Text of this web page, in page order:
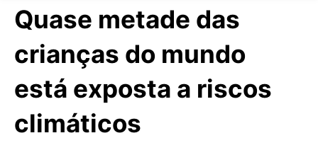
Quase metade das
crianças do mundo
está exposta a riscos
climáticos